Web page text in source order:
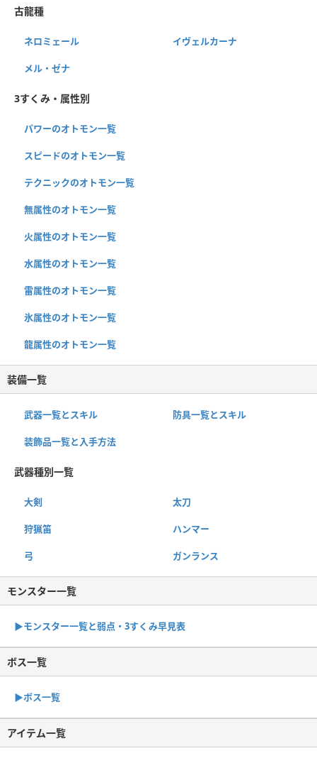
古龍種
ネロミェール イヴェルカーナ
メル・ゼナ
3すくみ・属性別
パワーのオトモン一覧
スピードのオトモン一覧
テクニックのオトモン一覧
無属性のオトモン一覧
火属性のオトモン一覧
水属性のオトモン一覧
雷属性のオトモン一覧
氷属性のオトモン一覧
龍属性のオトモン一覧
装備一覧
武器一覧とスキル 防具一覧とスキル
装飾品一覧と入手方法
武器種別一覧
大剣 太刀
狩猟笛 ハンマー
弓 ガンランス
モンスター一覧
▶︎モンスター一覧と弱点・3すくみ早見表
ボス一覧
▶︎ボス一覧
アイテム一覧